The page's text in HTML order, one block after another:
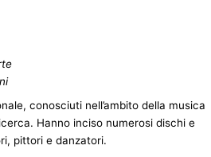
conosciuti nell’ambito della musica
Hanno inciso numerosi dischi e
pittori e danzatori.